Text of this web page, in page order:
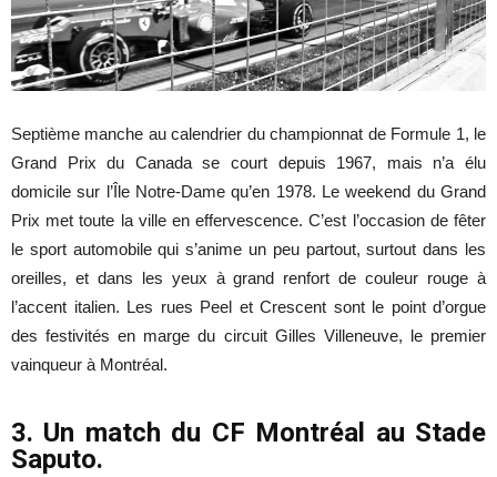
Septième manche au calendrier du championnat de Formule 1, le
Grand Prix du Canada se court depuis 1967, mais n’a élu
domicile sur l’Île Notre-Dame qu’en 1978. Le weekend du Grand
Prix met toute la ville en effervescence. C’est l’occasion de fêter
le sport automobile qui s’anime un peu partout, surtout dans les
oreilles, et dans les yeux à grand renfort de couleur rouge à
l’accent italien. Les rues Peel et Crescent sont le point d’orgue
des festivités en marge du circuit Gilles Villeneuve, le premier
vainqueur à Montréal.
3. Un match du CF Montréal au Stade
Saputo.